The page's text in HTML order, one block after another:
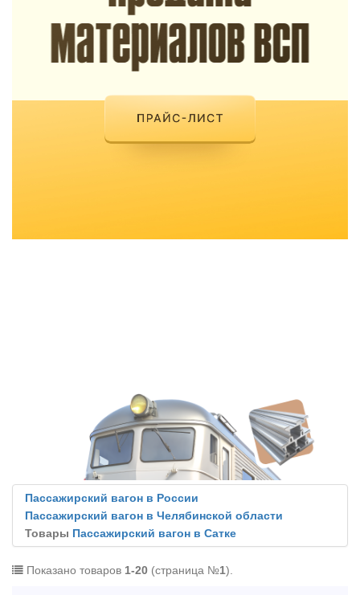
Пассажирский вагон в России
Пассажирский вагон в Челябинской области
Товары Пассажирский вагон в Сатке
Показано товаров 1-20 (страница №1).